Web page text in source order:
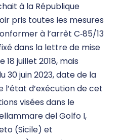
à la République
pris toutes les mesures
à l’arrêt C‑85/13
dans la lettre de mise
juillet 2018, mais
30 juin 2023, date de la
l’état d’exécution de cet
visées dans le
del Golfo I,
(Sicile) et